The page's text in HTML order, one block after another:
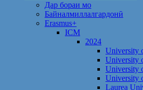
Дар бораи мо
Байналмиллалгардонӣ
Erasmus+
ICM
2024
University
University
University
University
Laurea